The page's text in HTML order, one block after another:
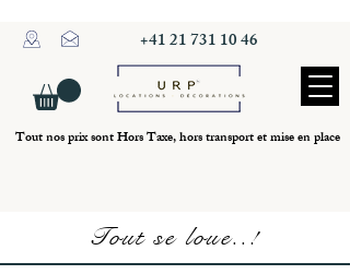
+41 21 731 10 46
Tout nos prix sont Hors Taxe, hors transport et mise en place
Tout se loue..!